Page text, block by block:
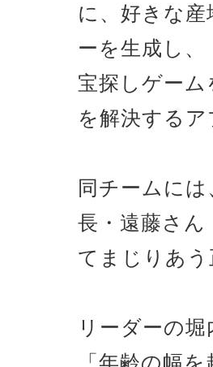
に、好きな
ーを生成し、
宝探しゲー
を解決する
同チームに
長・遠藤さん
てまじりあ
リーダーの